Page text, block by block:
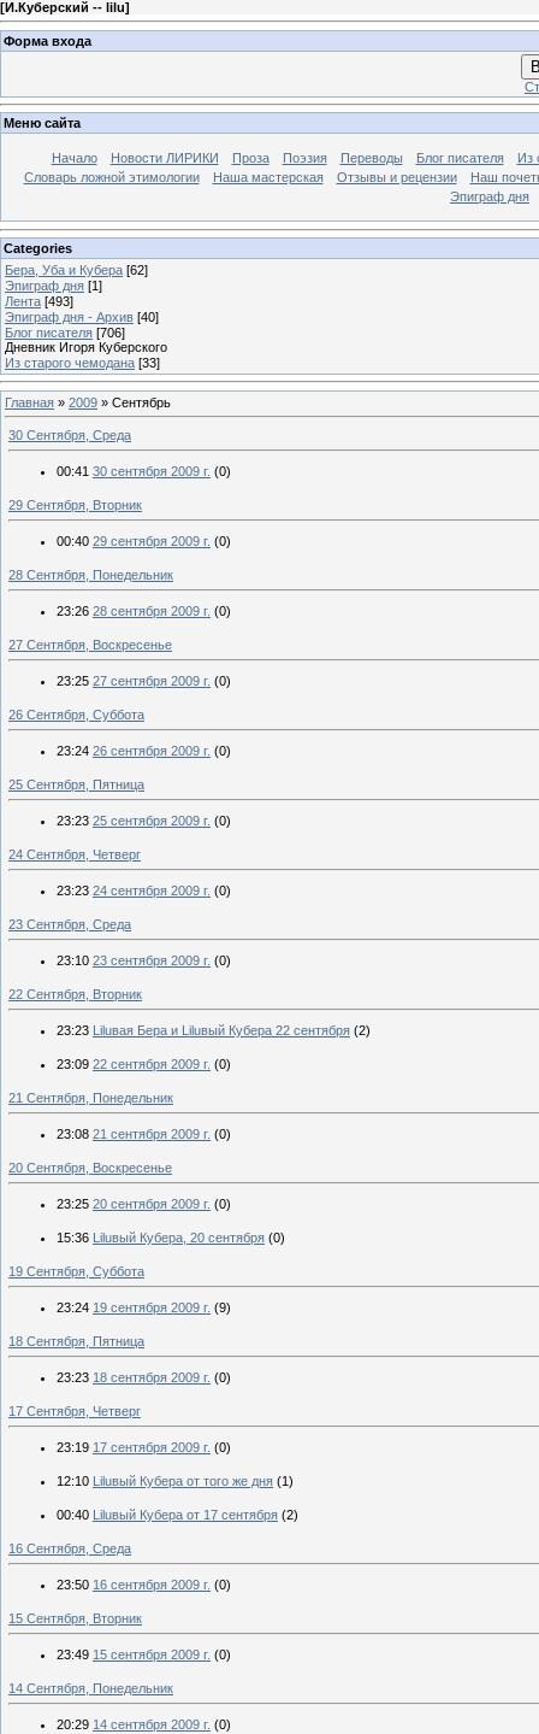
[И.Куберский -- lilu]
Форма входа
Меню сайта
Начало Новости ЛИРИКИ Проза Поэзия Переводы Блог писателя
Из
Словарь ложной этимологии
Наша мастерская Отзывы и рецензии
Наш
Эпиграф дня
Categories
Бера, Уба и Кубера [62]
Эпиграф дня [1]
Лента [493]
Эпиграф дня - Архив [40]
Блог писателя [706]
Дневник Игоря Куберского
Из старого чемодана [33]
Главная » 2009 » Сентябрь
30 Сентября, Среда
00:41 30 сентября 2009 г. (0)
29 Сентября, Вторник
00:40 29 сентября 2009 г. (0)
28 Сентября, Понедельник
23:26 28 сентября 2009 г. (0)
27 Сентября, Воскресенье
23:25 27 сентября 2009 г. (0)
26 Сентября, Суббота
23:24 26 сентября 2009 г. (0)
25 Сентября, Пятница
23:23 25 сентября 2009 г. (0)
24 Сентября, Четверг
23:23 24 сентября 2009 г. (0)
23 Сентября, Среда
23:10 23 сентября 2009 г. (0)
22 Сентября, Вторник
23:23 Liluвая Бера и Liluвый Кубера 22 сентября (2)
23:09 22 сентября 2009 г. (0)
21 Сентября, Понедельник
23:08 21 сентября 2009 г. (0)
20 Сентября, Воскресенье
23:25 20 сентября 2009 г. (0)
15:36 Liluвый Кубера, 20 сентября (0)
19 Сентября, Суббота
23:24 19 сентября 2009 г. (9)
18 Сентября, Пятница
23:23 18 сентября 2009 г. (0)
17 Сентября, Четверг
23:19 17 сентября 2009 г. (0)
12:10 Liluвый Кубера от того же дня (1)
00:40 Liluвый Кубера от 17 сентября (2)
16 Сентября, Среда
23:50 16 сентября 2009 г. (0)
15 Сентября, Вторник
23:49 15 сентября 2009 г. (0)
14 Сентября, Понедельник
20:29 14 сентября 2009 г. (0)